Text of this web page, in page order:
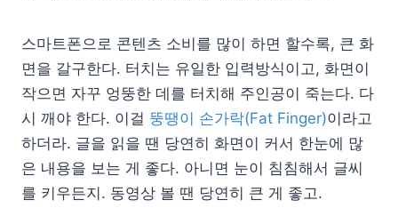
스마트폰으로 콘텐츠 소비를 많이 하면 할수록, 큰 화
면을 갈구한다. 터치는 유일한 입력방식이고, 화면이
작으면 자꾸 엉뚱한 데를 터치해 주인공이 죽는다. 다
시 깨야 한다. 이걸 뚱땡이 손가락(Fat Finger)이라고
하더라. 글을 읽을 땐 당연히 화면이 커서 한눈에 많
은 내용을 보는 게 좋다. 아니면 눈이 침침해서 글씨
를 키우든지. 동영상 볼 땐 당연히 큰 게 좋고.